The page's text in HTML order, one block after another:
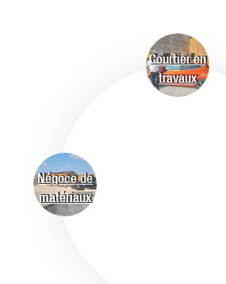
Courtier en
travaux
Négoce de
matériaux